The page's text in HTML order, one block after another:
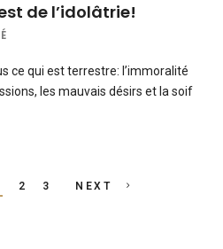
de l’idolâtrie!
ce qui est terrestre: l’immoralité
les mauvais désirs et la soif
2 3 NEXT